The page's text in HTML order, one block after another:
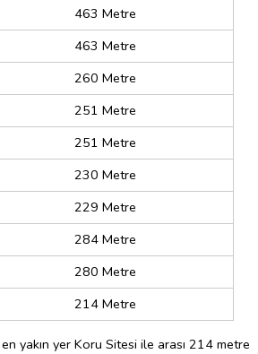
463 Metre
463 Metre
260 Metre
251 Metre
251 Metre
230 Metre
229 Metre
284 Metre
280 Metre
214 Metre
en yakın yer Koru Sitesi ile arası 214 metre